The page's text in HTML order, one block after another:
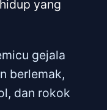
yang
gejala
berlemak,
dan rokok